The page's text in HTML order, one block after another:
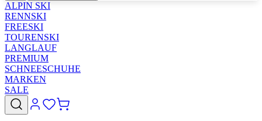
ALPIN SKI
RENNSKI
FREESKI
TOURENSKI
LANGLAUF
PREMIUM
SCHNEESCHUHE
MARKEN
SALE